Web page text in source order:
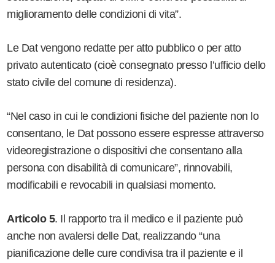
miglioramento delle condizioni di vita”.
Le Dat vengono redatte per atto pubblico o per atto
privato autenticato (cioè consegnato presso l’ufficio dello
stato civile del comune di residenza).
“Nel caso in cui le condizioni fisiche del paziente non lo
consentano, le Dat possono essere espresse attraverso
videoregistrazione o dispositivi che consentano alla
persona con disabilità di comunicare”, rinnovabili,
modificabili e revocabili in qualsiasi momento.
Articolo 5. Il rapporto tra il medico e il paziente può
anche non avalersi delle Dat, realizzando “una
pianificazione delle cure condivisa tra il paziente e il